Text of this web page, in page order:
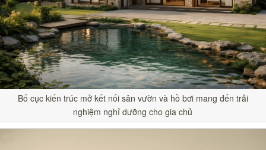
Bố cục kiến trúc mở kết nối sân vườn và hồ bơi mang đến trải
nghiệm nghỉ dưỡng cho gia chủ